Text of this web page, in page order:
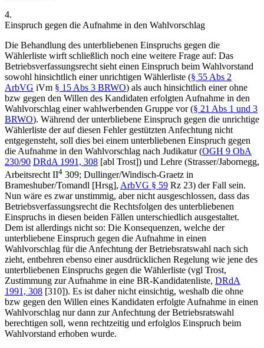
4.
Einspruch gegen die Aufnahme in den Wahlvorschlag
Die Behandlung des unterbliebenen Einspruchs gegen die
Wählerliste wirft schließlich noch eine weitere Frage auf: Das
Betriebsverfassungsrecht sieht einen Einspruch beim Wahlvorstand
sowohl hinsichtlich einer unrichtigen Wählerliste (§ 55 Abs 2
ArbVG iVm § 15 Abs 3 BRWO) als auch hinsichtlich einer ohne
bzw gegen den Willen des Kandidaten erfolgten Aufnahme in den
Wahlvorschlag einer wahlwerbenden Gruppe vor (§ 21 Abs 1 und 3
BRWO). Während der unterbliebene Einspruch gegen die unrichtige
Wählerliste der auf diesen Fehler gestützten Anfechtung nicht
entgegensteht, soll dies bei einem unterbliebenen Einspruch gegen
die Aufnahme in den Wahlvorschlag nach Judikatur (OGH 9 ObA
230/90 DRdA 1991, 308 [abl Trost]) und Lehre (Strasser/Jabornegg,
Arbeitsrecht II4 309; Dullinger/Windisch-Graetz in
Brameshuber/Tomandl [Hrsg], ArbVG § 59 Rz 23) der Fall sein.
Nun wäre es zwar unstimmig, aber nicht ausgeschlossen, dass das
Betriebsverfassungsrecht die Rechtsfolgen des unterbliebenen
Einspruchs in diesen beiden Fällen unterschiedlich ausgestaltet.
Dem ist allerdings nicht so: Die Konsequenzen, welche der
unterbliebene Einspruch gegen die Aufnahme in einen
Wahlvorschlag für die Anfechtung der Betriebsratswahl nach sich
zieht, entbehren ebenso einer ausdrücklichen Regelung wie jene des
unterbliebenen Einspruchs gegen die Wählerliste (vgl Trost,
Zustimmung zur Aufnahme in eine BR-Kandidatenliste, DRdA
1991, 308 [310]). Es ist daher nicht einsichtig, weshalb die ohne
bzw gegen den Willen eines Kandidaten erfolgte Aufnahme in einen
Wahlvorschlag nur dann zur Anfechtung der Betriebsratswahl
berechtigen soll, wenn rechtzeitig und erfolglos Einspruch beim
Wahlvorstand erhoben wurde.